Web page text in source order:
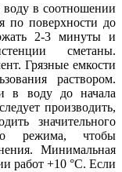
в соотношении
по поверхности до
2-3 минуты и
сметаны.
Грязные емкости
раствором.
в воду до начала
производить,
значительного
режима, чтобы
Минимальная
работ +10 °С. Если